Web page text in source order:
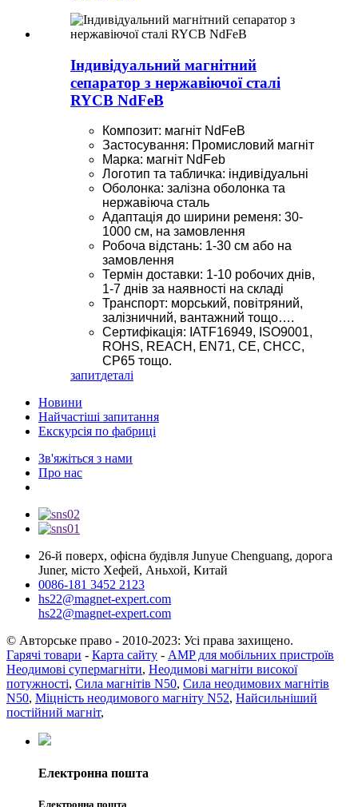
Індивідуальний магнітний
сепаратор з нержавіючої сталі
RYCB NdFeB
Композит: магніт NdFeB
Застосування: Промисловий магніт
Марка: магніт NdFeb
Логотип та табличка: індивідуальні
Оболонка: залізна оболонка та
нержавіюча сталь
Адаптація до ширини ременя: 30-
1000 см, на замовлення
Робоча відстань: 1-30 см або на
замовлення
Термін доставки: 1-10 робочих днів,
1-7 днів за наявності на складі
Транспорт: морський, повітряний,
залізничний, вантажний тощо….
Сертифікація: IATF16949, ISO9001,
ROHS, REACH, EN71, CE, CHCC,
CP65 тощо.
запитдеталі
Новини
Найчастіші запитання
Екскурсія по фабриці
Зв'яжіться з нами
Про нас
26-й поверх, офісна будівля Junyue Chenguang, дорога
Juner, місто Хефей, Аньхой, Китай
0086-181 3452 2123
hs22@magnet-expert.com
hs22@magnet-expert.com
© Авторське право - 2010-2023: Усі права захищено.
Гарячі товари - Карта сайту - AMP для мобільних пристроїв
Неодимові супермагніти, Неодимові магніти високої
потужності, Сила магнітів N50, Сила неодимових магнітів
N50, Міцність неодимового магніту N52, Найсильніший
постійний магніт,
Електронна пошта
Електронна пошта